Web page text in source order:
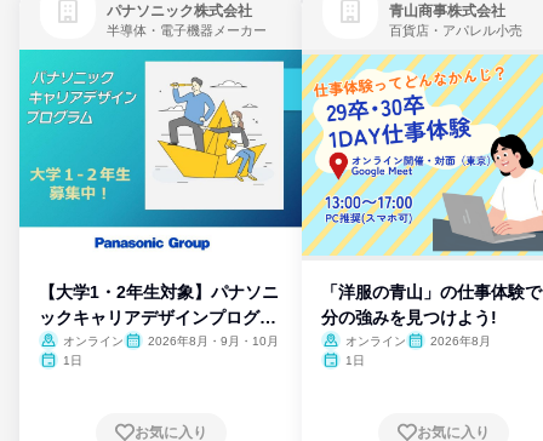
パナソニック株式会社
半導体・電子機器メーカー
【大学1・2年生対象】パナソニ
ックキャリアデザインプログラ
ム
オンライン
2026年8月・9月・10月
1日
お気に入り
青山商事株式会社
百貨店・アパレル小売
「洋服の青山」の仕事体験
分の強みを見つけよう!
オンライン
2026年8月
1日
お気に入り